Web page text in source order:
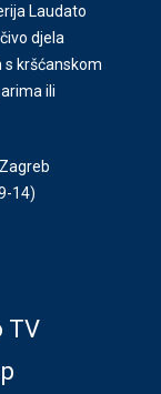
Laudato
djela
kršćanskom
ili
14)
TV